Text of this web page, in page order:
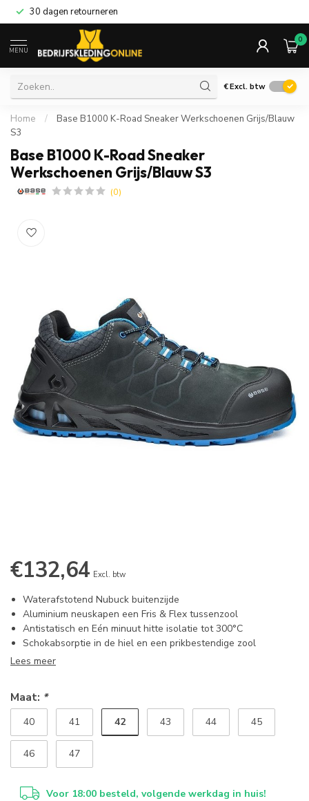
30 dagen retourneren
MENU
0
€Excl. btw
Home /
Base B1000 K-Road Sneaker Werkschoenen Grijs/Blauw
S3
Base B1000 K-Road Sneaker
Werkschoenen Grijs/Blauw S3
(0)
€132,64 Excl. btw
Waterafstotend Nubuck buitenzijde
Aluminium neuskapen een Fris & Flex tussenzool
Antistatisch en Eén minuut hitte isolatie tot 300°C
Schokabsorptie in de hiel en een prikbestendige zool
Lees meer
Maat: *
40 41 42 43 44 45
46 47
Voor 18:00 besteld, volgende werkdag in huis!